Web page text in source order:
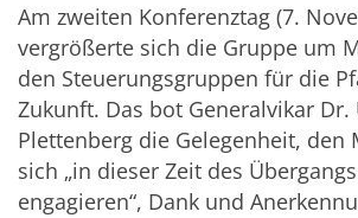
Am zweiten Konferenztag (7.
vergrößerte sich die Gruppe um
den Steuerungsgruppen für die
Zukunft. Das bot Generalvikar
Plettenberg die Gelegenheit, den
sich „in dieser Zeit des
engagieren“, Dank und